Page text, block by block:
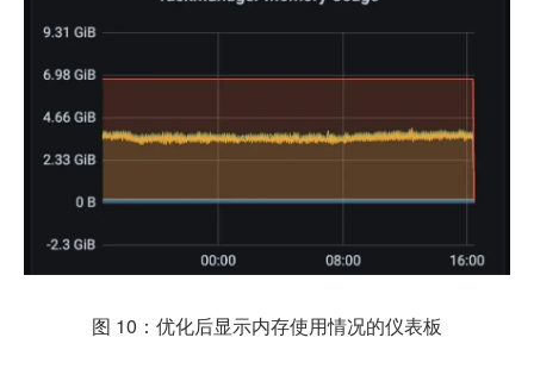
图 10：优化后显示内存使用情况的仪表板